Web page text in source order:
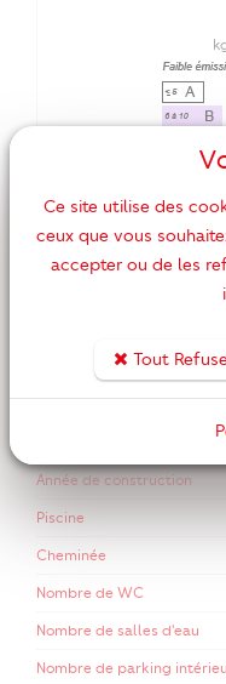
Nombre de pièces
Nombre de chambres
Année de construction
Piscine
Cheminée
Nombre de WC
Nombre de salles d'eau
Nombre de parking
Ce site utilise des
ceux que vous
accepter ou de les
Tout